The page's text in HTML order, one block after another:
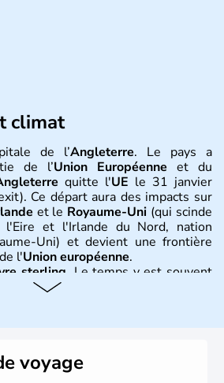
climat
de l’Angleterre. Le pays a
de l’Union Européenne et du
quitte l'UE le 31 janvier
Ce départ aura des impacts sur
et le Royaume-Uni (qui scinde
et l'Irlande du Nord, nation
Uni) et devient une frontière
l'Union européenne.
sterling . Le temps y est souvent
précipitations : il s’agit d’un
voyage